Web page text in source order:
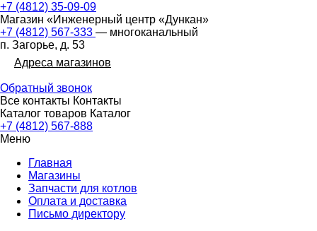
+7 (4812) 35-09-09
Магазин «Инженерный центр «Дункан»
+7 (4812) 567-333 — многоканальный
п. Загорье, д. 53
Адреса магазинов
Обратный звонок
Все контакты Контакты
Каталог товаров Каталог
+7 (4812) 567-888
Меню
Главная
Магазины
Запчасти для котлов
Оплата и доставка
Письмо директору